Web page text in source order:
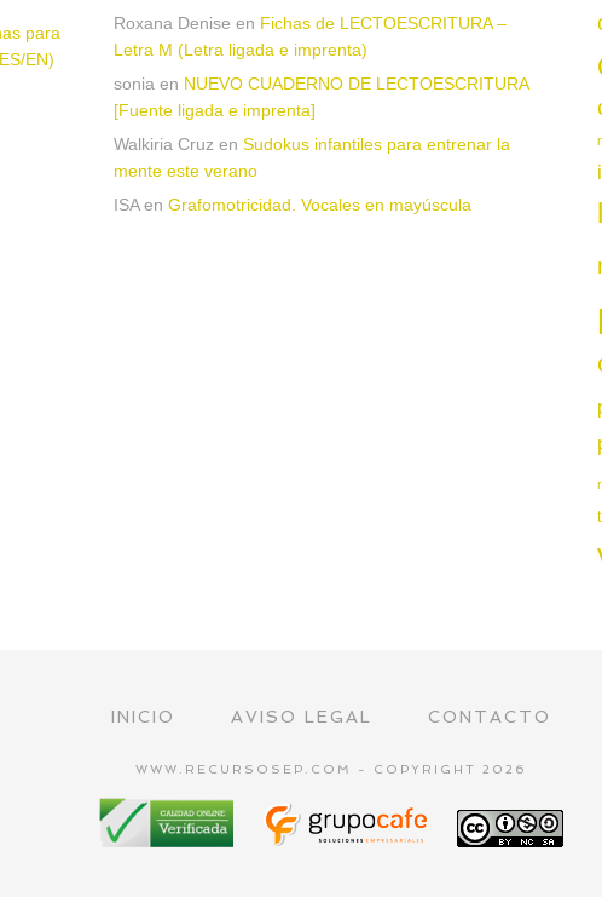
para
EN)
Roxana Denise en Fichas de LECTOESCRITURA –
Letra M (Letra ligada e imprenta)
sonia en NUEVO CUADERNO DE LECTOESCRITURA
[Fuente ligada e imprenta]
Walkiria Cruz en Sudokus infantiles para entrenar la
mente este verano
ISAen Grafomotricidad. Vocales en mayúscula
INICIO AVISO LEGAL CONTACTO
WWW.RECURSOSEP.COM - COPYRIGHT 2026